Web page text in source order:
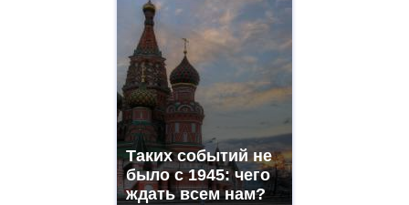
Таких событий не
было с 1945: чего
ждать всем нам?